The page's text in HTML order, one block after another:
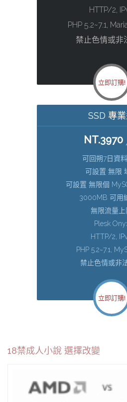
HTTP/2,
PHP 5.2~7.1,
禁止色情或非
立即訂購!
SSD 專
NT.3970
可回朔7日資
可設置 無限
可設置 無限個
3000MB 可用
無限流量上
Plesk
HTTP/2,
PHP 5.2~7.1,
禁止色情或非
立即訂購!
18禁成人小說 選擇改變